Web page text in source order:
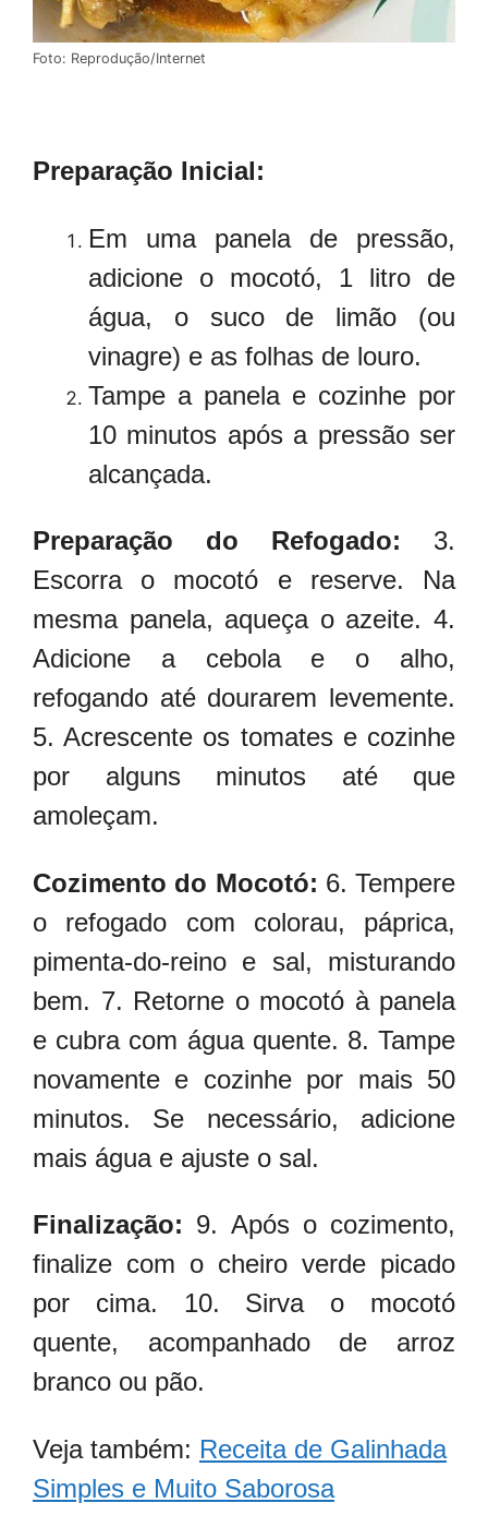
Foto: Reprodução/Internet
Preparação Inicial:
Em uma panela de pressão,
adicione o mocotó, 1 litro de
água, o suco de limão (ou
vinagre) e as folhas de louro.
Tampe a panela e cozinhe por
10 minutos após a pressão ser
alcançada.
Preparação do Refogado: 3.
Escorra o mocotó e reserve. Na
mesma panela, aqueça o azeite. 4.
Adicione a cebola e o alho,
refogando até dourarem levemente.
5. Acrescente os tomates e cozinhe
por alguns minutos até que
amoleçam.
Cozimento do Mocotó: 6. Tempere
o refogado com colorau, páprica,
pimenta-do-reino e sal, misturando
bem. 7. Retorne o mocotó à panela
e cubra com água quente. 8. Tampe
novamente e cozinhe por mais 50
minutos. Se necessário, adicione
mais água e ajuste o sal.
Finalização: 9. Após o cozimento,
finalize com o cheiro verde picado
por cima. 10. Sirva o mocotó
quente, acompanhado de arroz
branco ou pão.
Veja também: Receita de Galinhada
Simples e Muito Saborosa